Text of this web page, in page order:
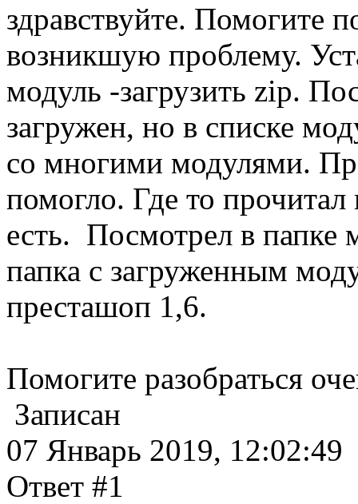
здравствуйте. Помогите
возникшую проблему.
модуль -загрузить zip.
загружен, но в списке
со многими модулями.
помогло. Где то
есть. Посмотрел в папке
папка с загруженным
престашоп 1,6.
Помогите разобраться
Записан
07 Январь 2019, 12:02:49
Ответ #1